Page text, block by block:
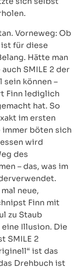
Vorneweg: Ob
für diese
Hätte man
SMILE 2 der
sein können –
Finn lediglich
hat. So
im ersten
immer böten sich
wird
des
– das, was im
neue,
Finn mit
zu Staub
Illusion. Die
SMILE 2
ist das
Drehbuch ist